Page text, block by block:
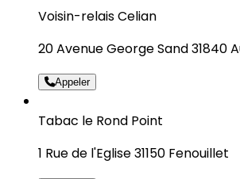
Voisin-relais Celian
20 Avenue George Sand 31840
Appeler
Tabac le Rond Point
1 Rue de l'Eglise 31150 Fenouillet